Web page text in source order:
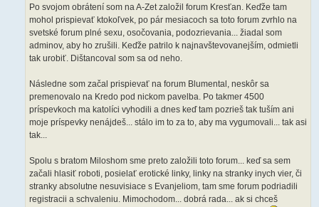
Po svojom obrátení som na A-Zet založil forum Kresťan. Keďže tam
mohol prispievať ktokoľvek, po pár mesiacoch sa toto forum zvrhlo na
svetské forum plné sexu, osočovania, podozrievania... žiadal som
adminov, aby ho zrušili. Keďže patrilo k najnavštevovanejším, odmietli
tak urobiť. Dištancoval som sa od neho.
Následne som začal prispievať na forum Blumental, neskôr sa
premenovalo na Kredo pod nickom pavelba. Po takmer 4500
príspevkoch ma katolíci vyhodili a dnes keď tam pozrieš tak tuším ani
moje príspevky nenájdeš... stálo im to za to, aby ma vygumovali... tak asi
tak...
Spolu s bratom Miloshom sme preto založili toto forum... keď sa sem
začali hlasiť roboti, posielať erotické linky, linky na stranky inych vier, či
stranky absolutne nesuvisiace s Evanjeliom, tam sme forum podriadili
registracii a schvaleniu. Mimochodom... dobrá rada... ak si chceš